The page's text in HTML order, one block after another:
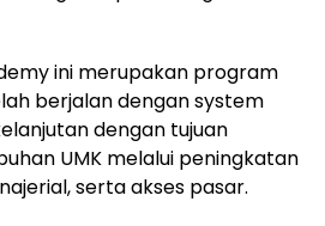
ini merupakan program
berjalan dengan system
dengan tujuan
UMK melalui peningkatan
serta akses pasar.